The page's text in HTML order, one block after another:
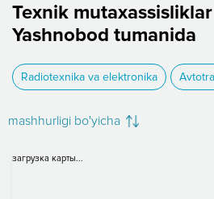
Texnik
Yashnobod tumanida
Radiotexnika va elektronika
mashhurligi bo'yicha
загрузка карты...